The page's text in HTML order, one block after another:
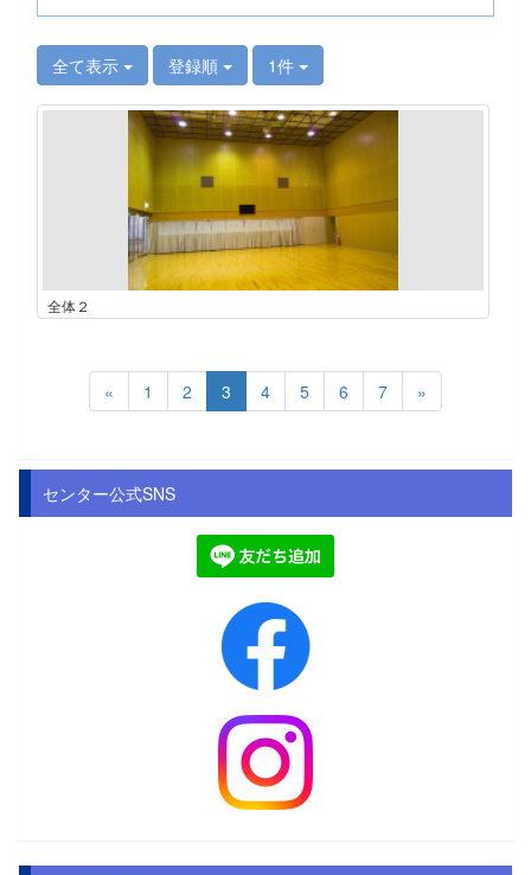
全て表示 登録順 1件
全体２
« 1 2 3 4 5 6 7 »
センター公式SNS